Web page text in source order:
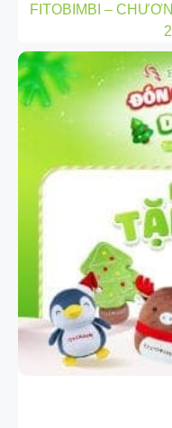
FITOBIMBI –